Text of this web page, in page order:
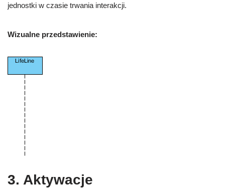
jednostki w czasie trwania interakcji.
Wizualne przedstawienie:
3. Aktywacje